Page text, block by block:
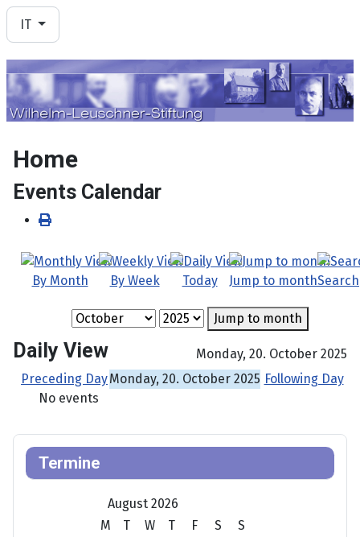
Seleziona la tua lingua
IT
Home
Events Calendar
By Month By Week Today Jump to monthSearch
Jump to month
Daily View
Monday, 20. October 2025
Preceding DayMonday, 20. October 2025 Following Day
No events
Termine
August 2026
M
T W T F S
S